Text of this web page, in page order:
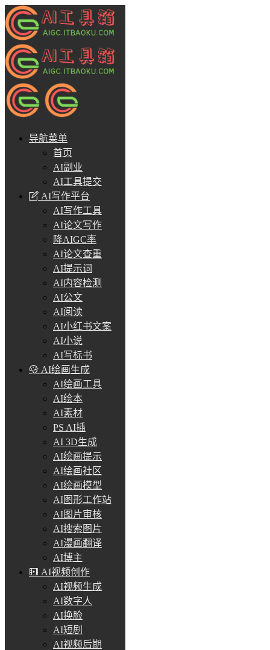
导航菜单
首页
AI副业
AI工具提交
AI写作平台
AI写作工具
AI论文写作
降AIGC率
AI论文查重
AI提示词
AI内容检测
AI公文
AI阅读
AI小红书文案
AI小说
AI写标书
AI绘画生成
AI绘画工具
AI绘本
AI素材
PS AI插
AI 3D生成
AI绘画提示
AI绘画社区
AI绘画模型
AI图形工作站
AI图片审核
AI搜索图片
AI漫画翻译
AI博主
AI视频创作
AI视频生成
AI数字人
AI换脸
AI短剧
AI视频后期